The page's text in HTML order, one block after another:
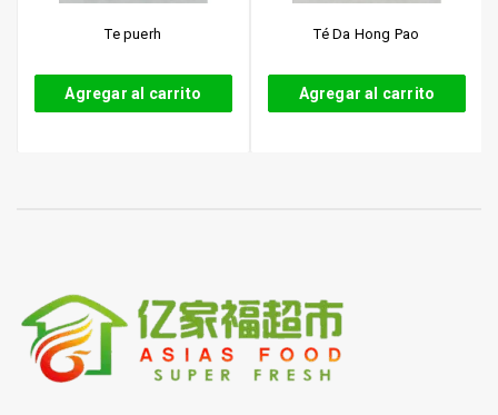
Te puerh
Agregar al carrito
Té Da Hong Pao
Agregar al carrito